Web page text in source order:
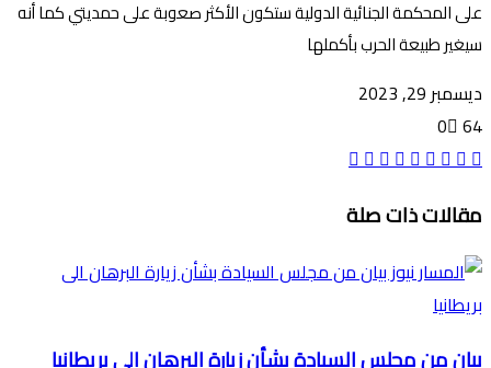
على المحكمة الجنائية الدولية ستكون الأكثر صعوبة على حمديتي كما أنه
سيغير طبيعة الحرب بأكملها
ديسمبر 29, 2023
0 64
فيسبوكتويتر
ماسنجر
ماسنجر
واتساب
تيلقرامڤايبر
مشاركة
البريد
طباعة
مقالات ذات صلة
بيان من مجلس السيادة بشأن زيارة البرهان الى بريطانيا